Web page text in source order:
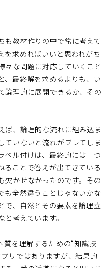
も教材作りの中で常に考えて
を求めればいいと思われがち
々な問題に対応していくこと
、最終解を求めるよりも、い
論理的に展開できるか、その
ば、論理的な流れに組み込ま
ていないと流れがブレてしま
ベル付けは、最終的には一つ
ることで答えが出てきている
欠かせなかったのです。その
も全然違うことじゃないかな
で、自然とその要素を論理立
考えています。
質を理解するための“知識技
リではありますが、結果的